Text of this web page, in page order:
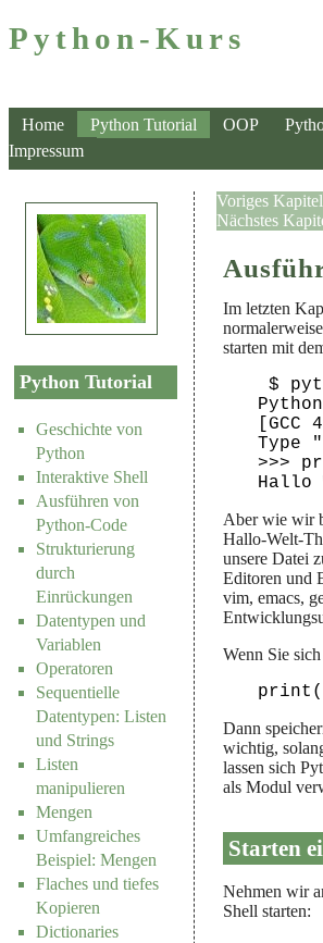
Python-Kurs
Home Python Tutorial OOP
Impressum
Python Tutorial
Geschichte von
Python
Interaktive Shell
Ausführen von
Python-Code
Strukturierung
durch
Einrückungen
Datentypen und
Variablen
Operatoren
Sequentielle
Datentypen: Listen
und Strings
Listen
manipulieren
Mengen
Umfangreiches
Beispiel: Mengen
Flaches und tiefes
Kopieren
Dictionaries
Voriges
Nächstes
Im letzten
starten mit
Type
>>>
Aber wie wir
Hallo-Welt-
unsere Datei
Editoren und
vim, emacs,
Wenn Sie
Dann
wichtig,
lassen sich
als Modul
Starten
Nehmen wir
Shell starten: